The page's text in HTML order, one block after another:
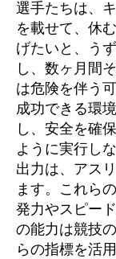
選手たちは、
を載せて、休
げたいと、う
し、数ヶ月間
は危険を伴う
成功できる環
し、安全を確
ように実行し
出力は、アス
ます。これら
発力やスピー
の能力は競技
らの指標を活